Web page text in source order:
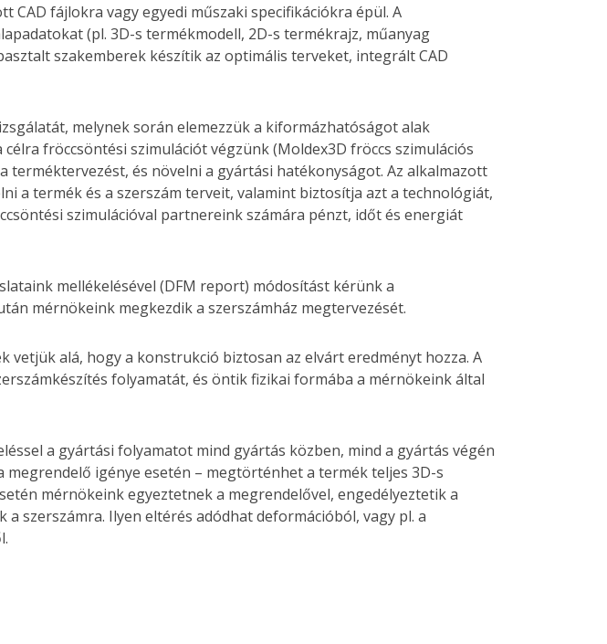
CAD fájlokra vagy egyedi műszaki specifikációkra épül. A
(pl. 3D-s termékmodell, 2D-s termékrajz, műanyag
szakemberek készítik az optimális terveket, integrált CAD
melynek során elemezzük a kiformázhatóságot alak
fröccsöntési szimulációt végzünk (Moldex3D fröccs szimulációs
és növelni a gyártási hatékonyságot. Az alkalmazott
a termék és a szerszám terveit, valamint biztosítja azt a technológiát,
szimulációval partnereink számára pénzt, időt és energiát
mellékelésével (DFM report) módosítást kérünk a
mérnökeink megkezdik a szerszámház megtervezését.
vetjük alá, hogy a konstrukció biztosan az elvárt eredményt hozza. A
folyamatát, és öntik fizikai formába a mérnökeink által
a gyártási folyamatot mind gyártás közben, mind a gyártás végén
igénye esetén – megtörténhet a termék teljes 3D-s
mérnökeink egyeztetnek a megrendelővel, engedélyeztetik a
szerszámra. Ilyen eltérés adódhat deformációból, vagy pl. a